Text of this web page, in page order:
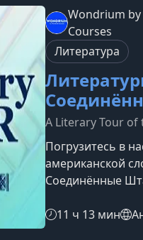
исторические
пространством,
человеческие
Wondrium by
Courses
Литература
A Literary Tour of
Погрузитесь в
американской
Соединённые
курс открывает
которые на
культурное
11 ч 13 мин